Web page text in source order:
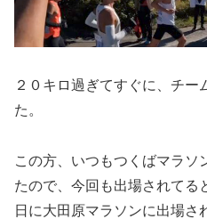
２０キロ過ぎてすぐに、チー
た。
この方、いつもつくばマラソ
たので、今回も出場されてる
日に大田原マラソンに出場さ